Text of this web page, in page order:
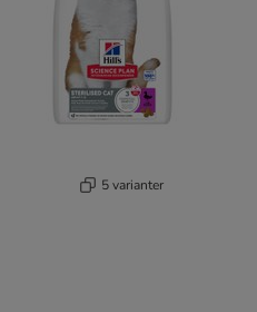
5 varianter